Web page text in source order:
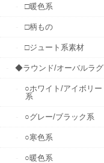
□暖色系
□柄もの
□ジュート系素材
◆ラウンド/オーバルラグ
○ホワイト/アイボリー
系
○グレー/ブラック系
○寒色系
○暖色系